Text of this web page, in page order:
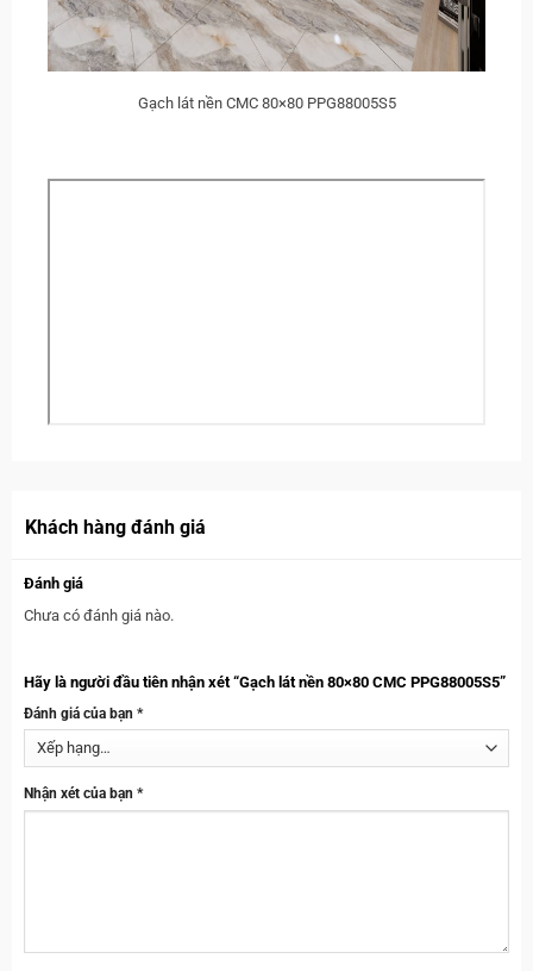
Gạch lát nền CMC 80×80 PPG88005S5
Khách hàng đánh giá
Đánh giá
Chưa có đánh giá nào.
Hãy là người đầu tiên nhận xét “Gạch lát nền 80×80 CMC PPG88005S5”
Đánh giá của bạn *
Nhận xét của bạn *